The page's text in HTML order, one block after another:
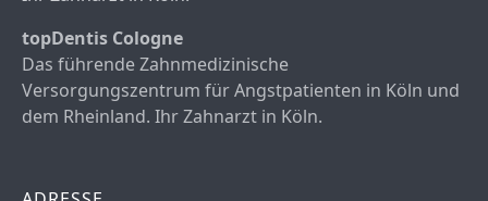
topDentis Cologne
Das führende Zahnmedizinische
Versorgungszentrum für Angstpatienten in Köln und
dem Rheinland. Ihr Zahnarzt in Köln.